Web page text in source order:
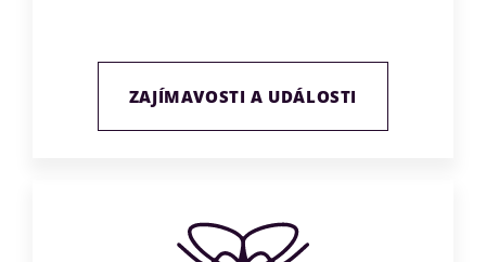
ZAJÍMAVOSTI A UDÁLOSTI